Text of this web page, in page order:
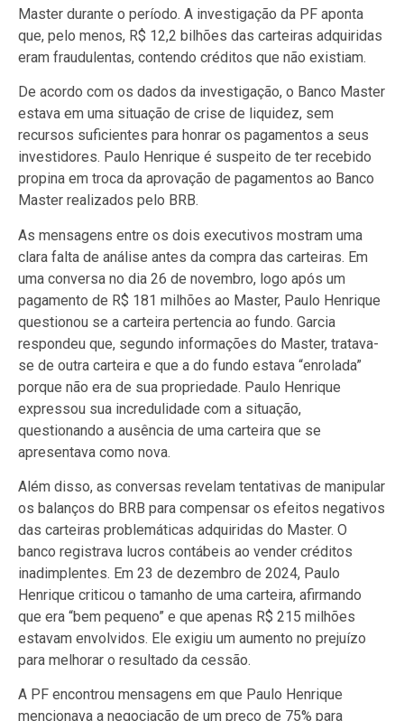
Master durante o período. A investigação da PF aponta
que, pelo menos, R$ 12,2 bilhões das carteiras adquiridas
eram fraudulentas, contendo créditos que não existiam.
De acordo com os dados da investigação, o Banco Master
estava em uma situação de crise de liquidez, sem
recursos suficientes para honrar os pagamentos a seus
investidores. Paulo Henrique é suspeito de ter recebido
propina em troca da aprovação de pagamentos ao Banco
Master realizados pelo BRB.
As mensagens entre os dois executivos mostram uma
clara falta de análise antes da compra das carteiras. Em
uma conversa no dia 26 de novembro, logo após um
pagamento de R$ 181 milhões ao Master, Paulo Henrique
questionou se a carteira pertencia ao fundo. Garcia
respondeu que, segundo informações do Master, tratava-
se de outra carteira e que a do fundo estava “enrolada”
porque não era de sua propriedade. Paulo Henrique
expressou sua incredulidade com a situação,
questionando a ausência de uma carteira que se
apresentava como nova.
Além disso, as conversas revelam tentativas de manipular
os balanços do BRB para compensar os efeitos negativos
das carteiras problemáticas adquiridas do Master. O
banco registrava lucros contábeis ao vender créditos
inadimplentes. Em 23 de dezembro de 2024, Paulo
Henrique criticou o tamanho de uma carteira, afirmando
que era “bem pequeno” e que apenas R$ 215 milhões
estavam envolvidos. Ele exigiu um aumento no prejuízo
para melhorar o resultado da cessão.
A PF encontrou mensagens em que Paulo Henrique
mencionava a negociação de um preço de 75% para